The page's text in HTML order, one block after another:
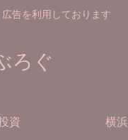
告を利用しております
ろぐ
資 横浜